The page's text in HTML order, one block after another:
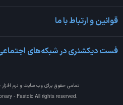
قوانین و ارتباط با ما
فست دیکشنری در شبکه‌های
تمامی حقوق برای وب سایت و نرم افزار
- Fastdic All rights reserved.